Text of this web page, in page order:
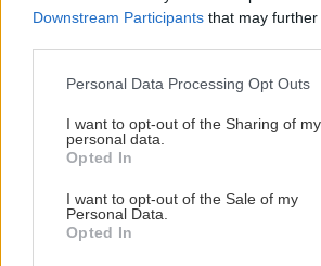
Downstream Participants that may
Please note that this website/app uses
not limited to your visit or usage
grant or deny consent to Google and its
use your data for below specified
consent section.
Personal Data Processing Opt Outs
I want to opt-out of the Sharing of my
personal data.
Opted In
I want to opt-out of the Sale of my
Personal Data.
Opted In